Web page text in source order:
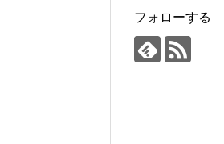
フォローする